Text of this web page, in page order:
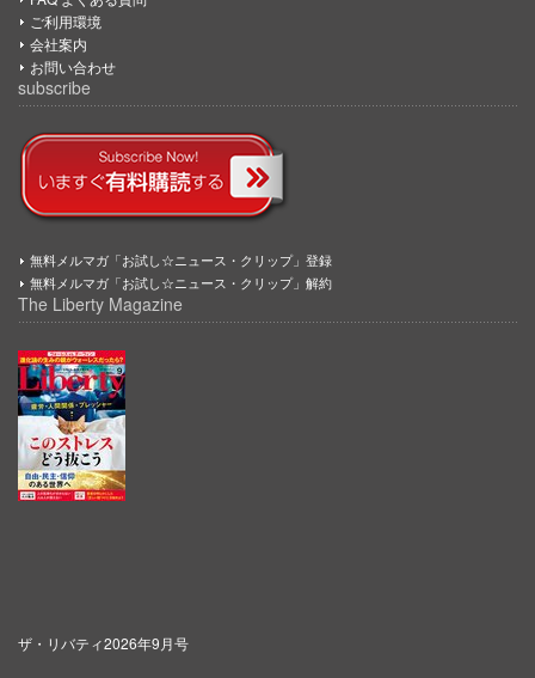
ご利用環境
会社案内
お問い合わせ
subscribe
無料メルマガ「お試し☆ニュース・クリップ」登録
無料メルマガ「お試し☆ニュース・クリップ」解約
The Liberty Magazine
ザ・リバティ2026年9月号